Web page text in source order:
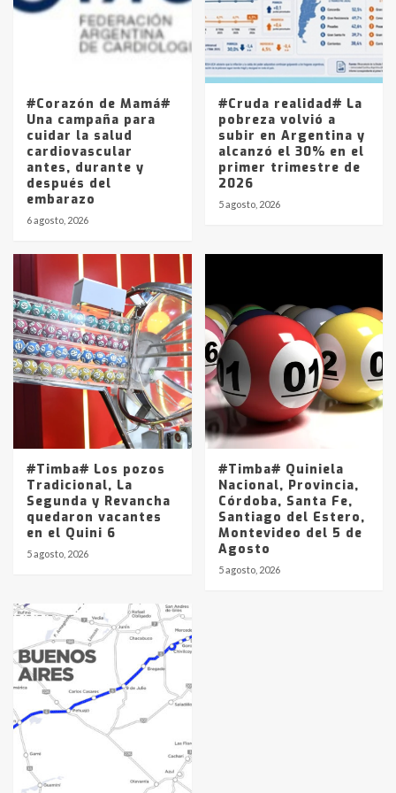
Los precios de los combustibles en
La Pampa, desde YPF hasta Axion
entre 857 a 1338 pesos
#Corazón de Mamá#
Una campaña para
cuidar la salud
cardiovascular
antes, durante y
después del
embarazo
6 agosto, 2026
#Cruda realidad# La
pobreza volvió a
subir en Argentina y
alcanzó el 30% en el
primer trimestre de
2026
5 agosto, 2026
#Timba# Los pozos
Tradicional, La
Segunda y Revancha
quedaron vacantes
en el Quini 6
5 agosto, 2026
#Timba# Quiniela
Nacional, Provincia,
Córdoba, Santa Fe,
Santiago del Estero,
Montevideo del 5 de
Agosto
5 agosto, 2026